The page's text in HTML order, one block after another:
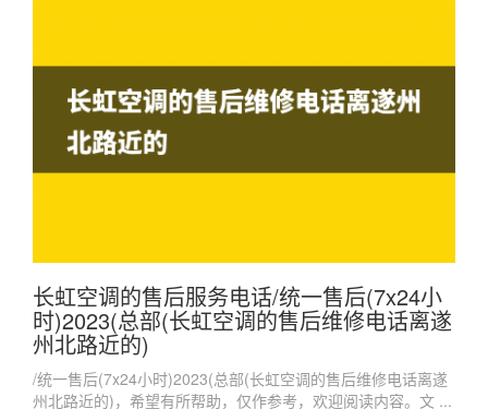
长虹空调的售后服务电话/统一售后(7x24小
时)2023(总部(长虹空调的售后维修电话离遂
州北路近的)
/统一售后(7x24小时)2023(总部(长虹空调的售后维修电话离遂
州北路近的)，希望有所帮助，仅作参考，欢迎阅读内容。文 ...